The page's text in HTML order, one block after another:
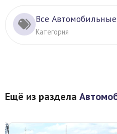
Все
Категория
Ещё из раздела